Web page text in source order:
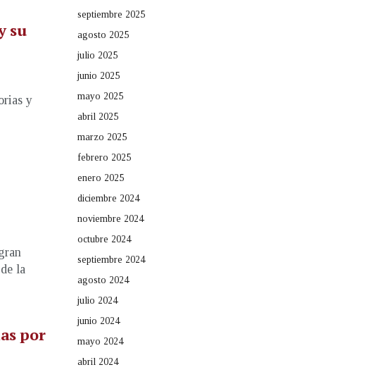
su
y
la
por
septiembre 2025
agosto 2025
julio 2025
junio 2025
mayo 2025
abril 2025
marzo 2025
febrero 2025
enero 2025
diciembre 2024
noviembre 2024
octubre 2024
septiembre 2024
agosto 2024
julio 2024
junio 2024
mayo 2024
abril 2024